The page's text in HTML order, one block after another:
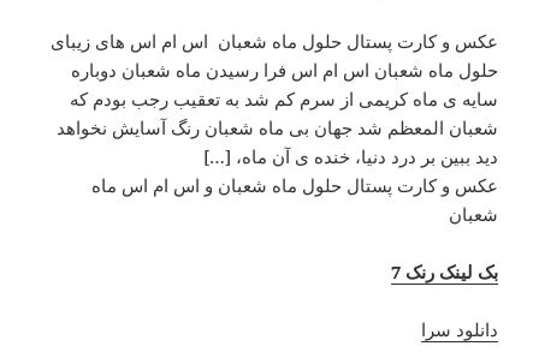
عکس و کارت پستال حلول ماه شعبان اس ام اس های زیبای
حلول ماه شعبان اس ام اس فرا رسیدن ماه شعبان دوباره
سایه ی ماه کریمی از سرم کم شد به تعقیب رجب بودم که
شعبان المعظم شد جهان بی ماه شعبان رنگ آسایش نخواهد
دید ببین بر درد دنیا، خنده ی آن ماه، […]
عکس و کارت پستال حلول ماه شعبان و اس ام اس ماه
شعبان
بک لینک رنک 7
دانلود سرا